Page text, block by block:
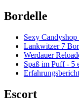
Bordelle
Sexy
Lankwitzer 7
Werdauer
Spaß im Puff - 5
Escort